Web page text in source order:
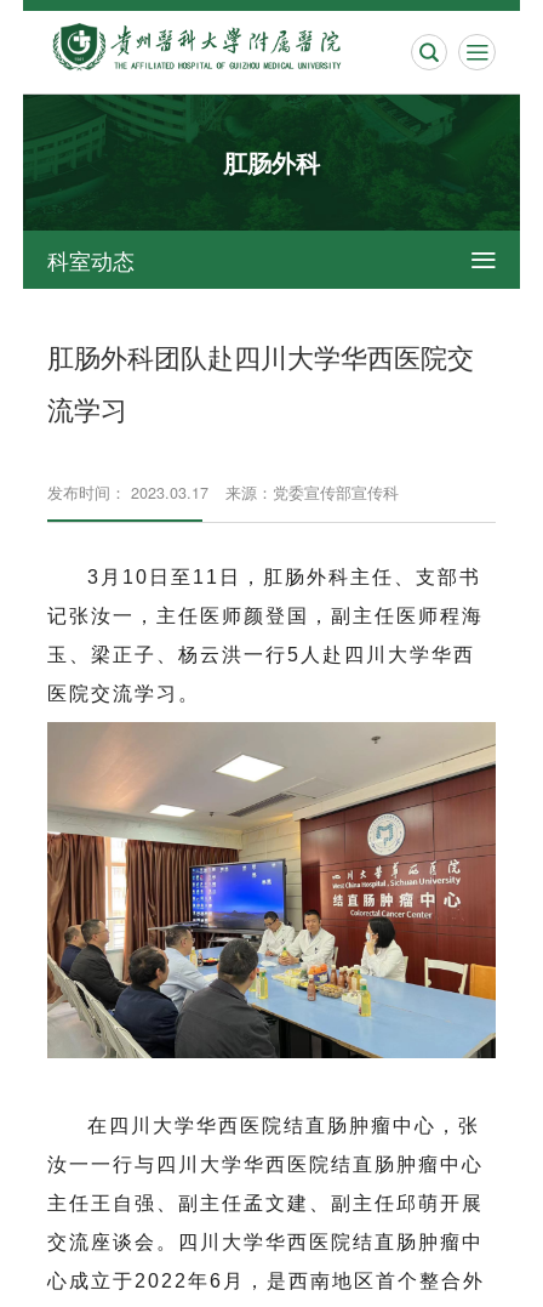
 
肛肠外科
科室动态 
肛肠外科团队赴四川大学华西医院交
流学习
发布时间： 2023.03.17 来源：党委宣传部宣传科
3月10日至11日，肛肠外科主任、支部书
记张汝一，主任医师颜登国，副主任医师程海
玉、梁正子、杨云洪一行5人赴四川大学华西
医院交流学习。
在四川大学华西医院结直肠肿瘤中心，张
汝一一行与四川大学华西医院结直肠肿瘤中心
主任王自强、副主任孟文建、副主任邱萌开展
交流座谈会。四川大学华西医院结直肠肿瘤中
心成立于2022年6月，是西南地区首个整合外